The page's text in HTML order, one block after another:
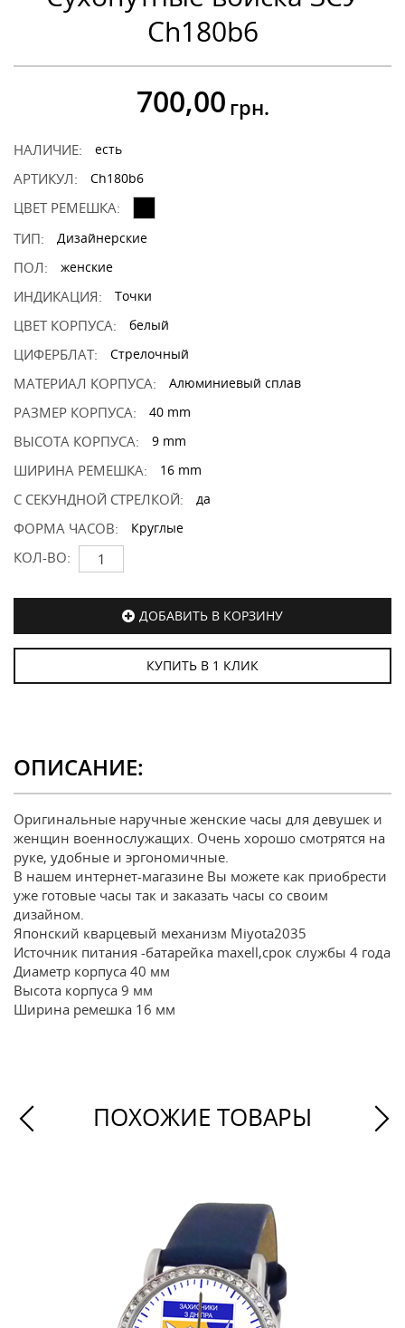
Ch180b6
700,00 грн.
НАЛИЧИЕ: есть
АРТИКУЛ: Ch180b6
ЦВЕТ РЕМЕШКА:
ТИП:
Дизайнерские
ПОЛ: женские
ИНДИКАЦИЯ: Точки
ЦВЕТ КОРПУСА: белый
ЦИФЕРБЛАТ: Стрелочный
МАТЕРИАЛ КОРПУСА: Алюминиевый сплав
РАЗМЕР КОРПУСА: 40 mm
ВЫСОТА КОРПУСА: 9 mm
ШИРИНА РЕМЕШКА: 16 mm
С СЕКУНДНОЙ СТРЕЛКОЙ: да
ФОРМА ЧАСОВ: Круглые
КОЛ-ВО:
ДОБАВИТЬ В КОРЗИНУ
КУПИТЬ В 1 КЛИК
ОПИСАНИЕ:
Оригинальные наручные женские часы для девушек и
женщин военнослужащих. Очень хорошо смотрятся на
руке, удобные и эргономичные.
В нашем интернет-магазине Вы можете как приобрести
уже готовые часы так и заказать часы со своим
дизайном.
Японский кварцевый механизм Miyota2035
Источник питания -батарейка maxell,срок службы 4 года
Диаметр корпуса 40 мм
Высота корпуса 9 мм
Ширина ремешка 16 мм
ПОХОЖИЕ ТОВАРЫ